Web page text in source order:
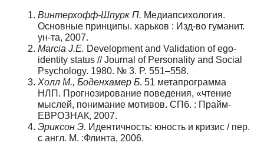
Винтерхофф-Шпурк П. Медиапсихология.
Основные принципы. харьков : Изд-во гуманит.
ун-та, 2007.
Marcia J.E. Development and Validation of ego-
identity status // Journal of Personality and Social
Psychol­ogy. 1980. № 3. P. 551–558.
Холл М., Боденхамер Б. 51 метапрограмма
НЛП. Прогнозирование поведения, «чтение
мыслей, по­нимание мотивов. СПб. : Прайм-
ЕВРОЗНАК, 2007.
Эриксон Э. Идентичность: юность и кризис / пер.
с англ. М. :Флинта, 2006.